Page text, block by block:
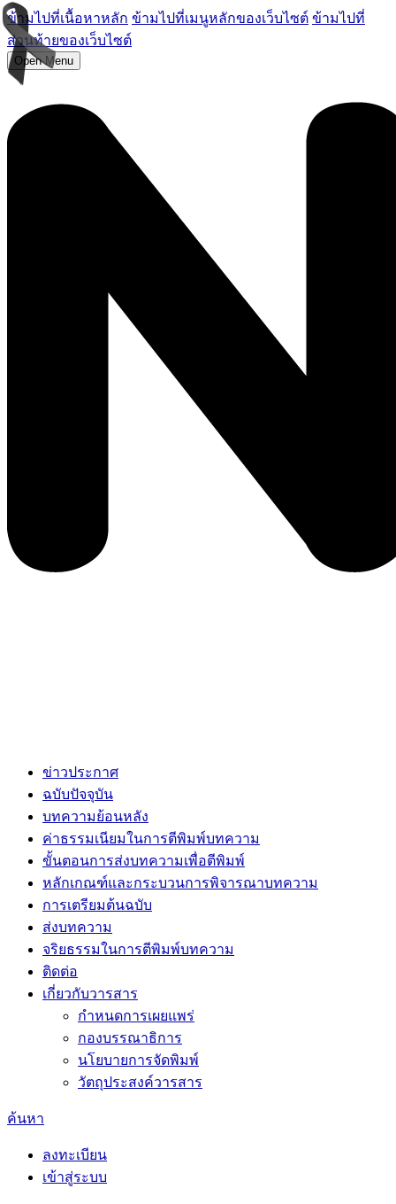
ข้ามไปที่เนื้อหาหลัก ข้ามไปที่เมนูหลักของเว็บไซต์ ข้ามไปที่
ส่วนท้ายของเว็บไซต์
Open Menu
ข่าวประกาศ
ฉบับปัจจุบัน
บทความย้อนหลัง
ค่าธรรมเนียมในการตีพิมพ์บทความ
ขั้นตอนการส่งบทความเพื่อตีพิมพ์
หลักเกณฑ์และกระบวนการพิจารณาบทความ
การเตรียมต้นฉบับ
ส่งบทความ
จริยธรรมในการตีพิมพ์บทความ
ติดต่อ
เกี่ยวกับวารสาร
กำหนดการเผยแพร่
กองบรรณาธิการ
นโยบายการจัดพิมพ์
วัตถุประสงค์วารสาร
ค้นหา
ลงทะเบียน
เข้าสู่ระบบ